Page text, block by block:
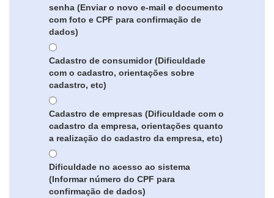
senha (Enviar o novo e-mail e documento
com foto e CPF para confirmação de
dados)
Cadastro de consumidor (Dificuldade
com o cadastro, orientações sobre
cadastro, etc)
Cadastro de empresas (Dificuldade com o
cadastro da empresa, orientações quanto
a realização do cadastro da empresa, etc)
Dificuldade no acesso ao sistema
(Informar número do CPF para
confirmação de dados)